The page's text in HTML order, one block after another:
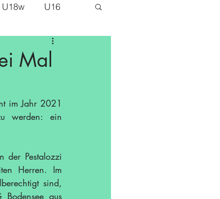
U18w U16
Saison 20/21
Mal
im Jahr 2021
werden: ein
Pestalozzi
Herren. Im
sind,
aus